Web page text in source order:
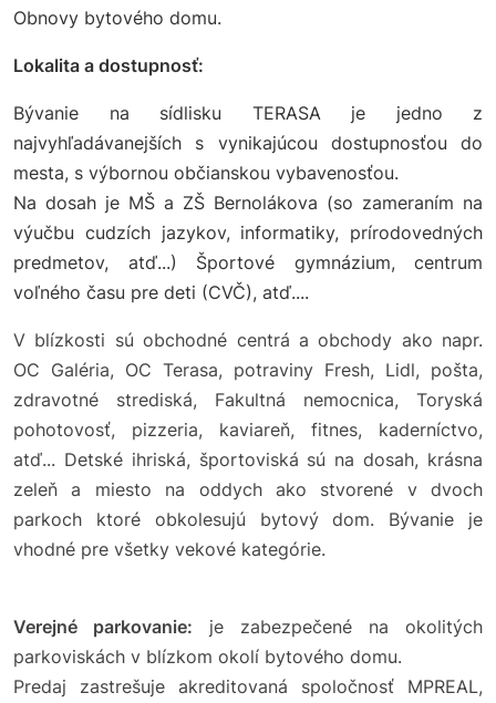
Obnovy bytového domu.
Lokalita a dostupnosť:
Bývanie na sídlisku TERASA je jedno z
najvyhľadávanejších s vynikajúcou dostupnosťou do
mesta, s výbornou občianskou vybavenosťou.
Na dosah je MŠ a ZŠ Bernolákova (so zameraním na
výučbu cudzích jazykov, informatiky, prírodovedných
predmetov, atď...) Športové gymnázium, centrum
voľného času pre deti (CVČ), atď....
V blízkosti sú obchodné centrá a obchody ako napr.
OC Galéria, OC Terasa, potraviny Fresh, Lidl, pošta,
zdravotné strediská, Fakultná nemocnica, Toryská
pohotovosť, pizzeria, kaviareň, fitnes, kaderníctvo,
atď... Detské ihriská, športoviská sú na dosah, krásna
zeleň a miesto na oddych ako stvorené v dvoch
parkoch ktoré obkolesujú bytový dom. Bývanie je
vhodné pre všetky vekové kategórie.
Verejné parkovanie: je zabezpečené na okolitých
parkoviskách v blízkom okolí bytového domu.
Predaj zastrešuje akreditovaná spoločnosť MPREAL,